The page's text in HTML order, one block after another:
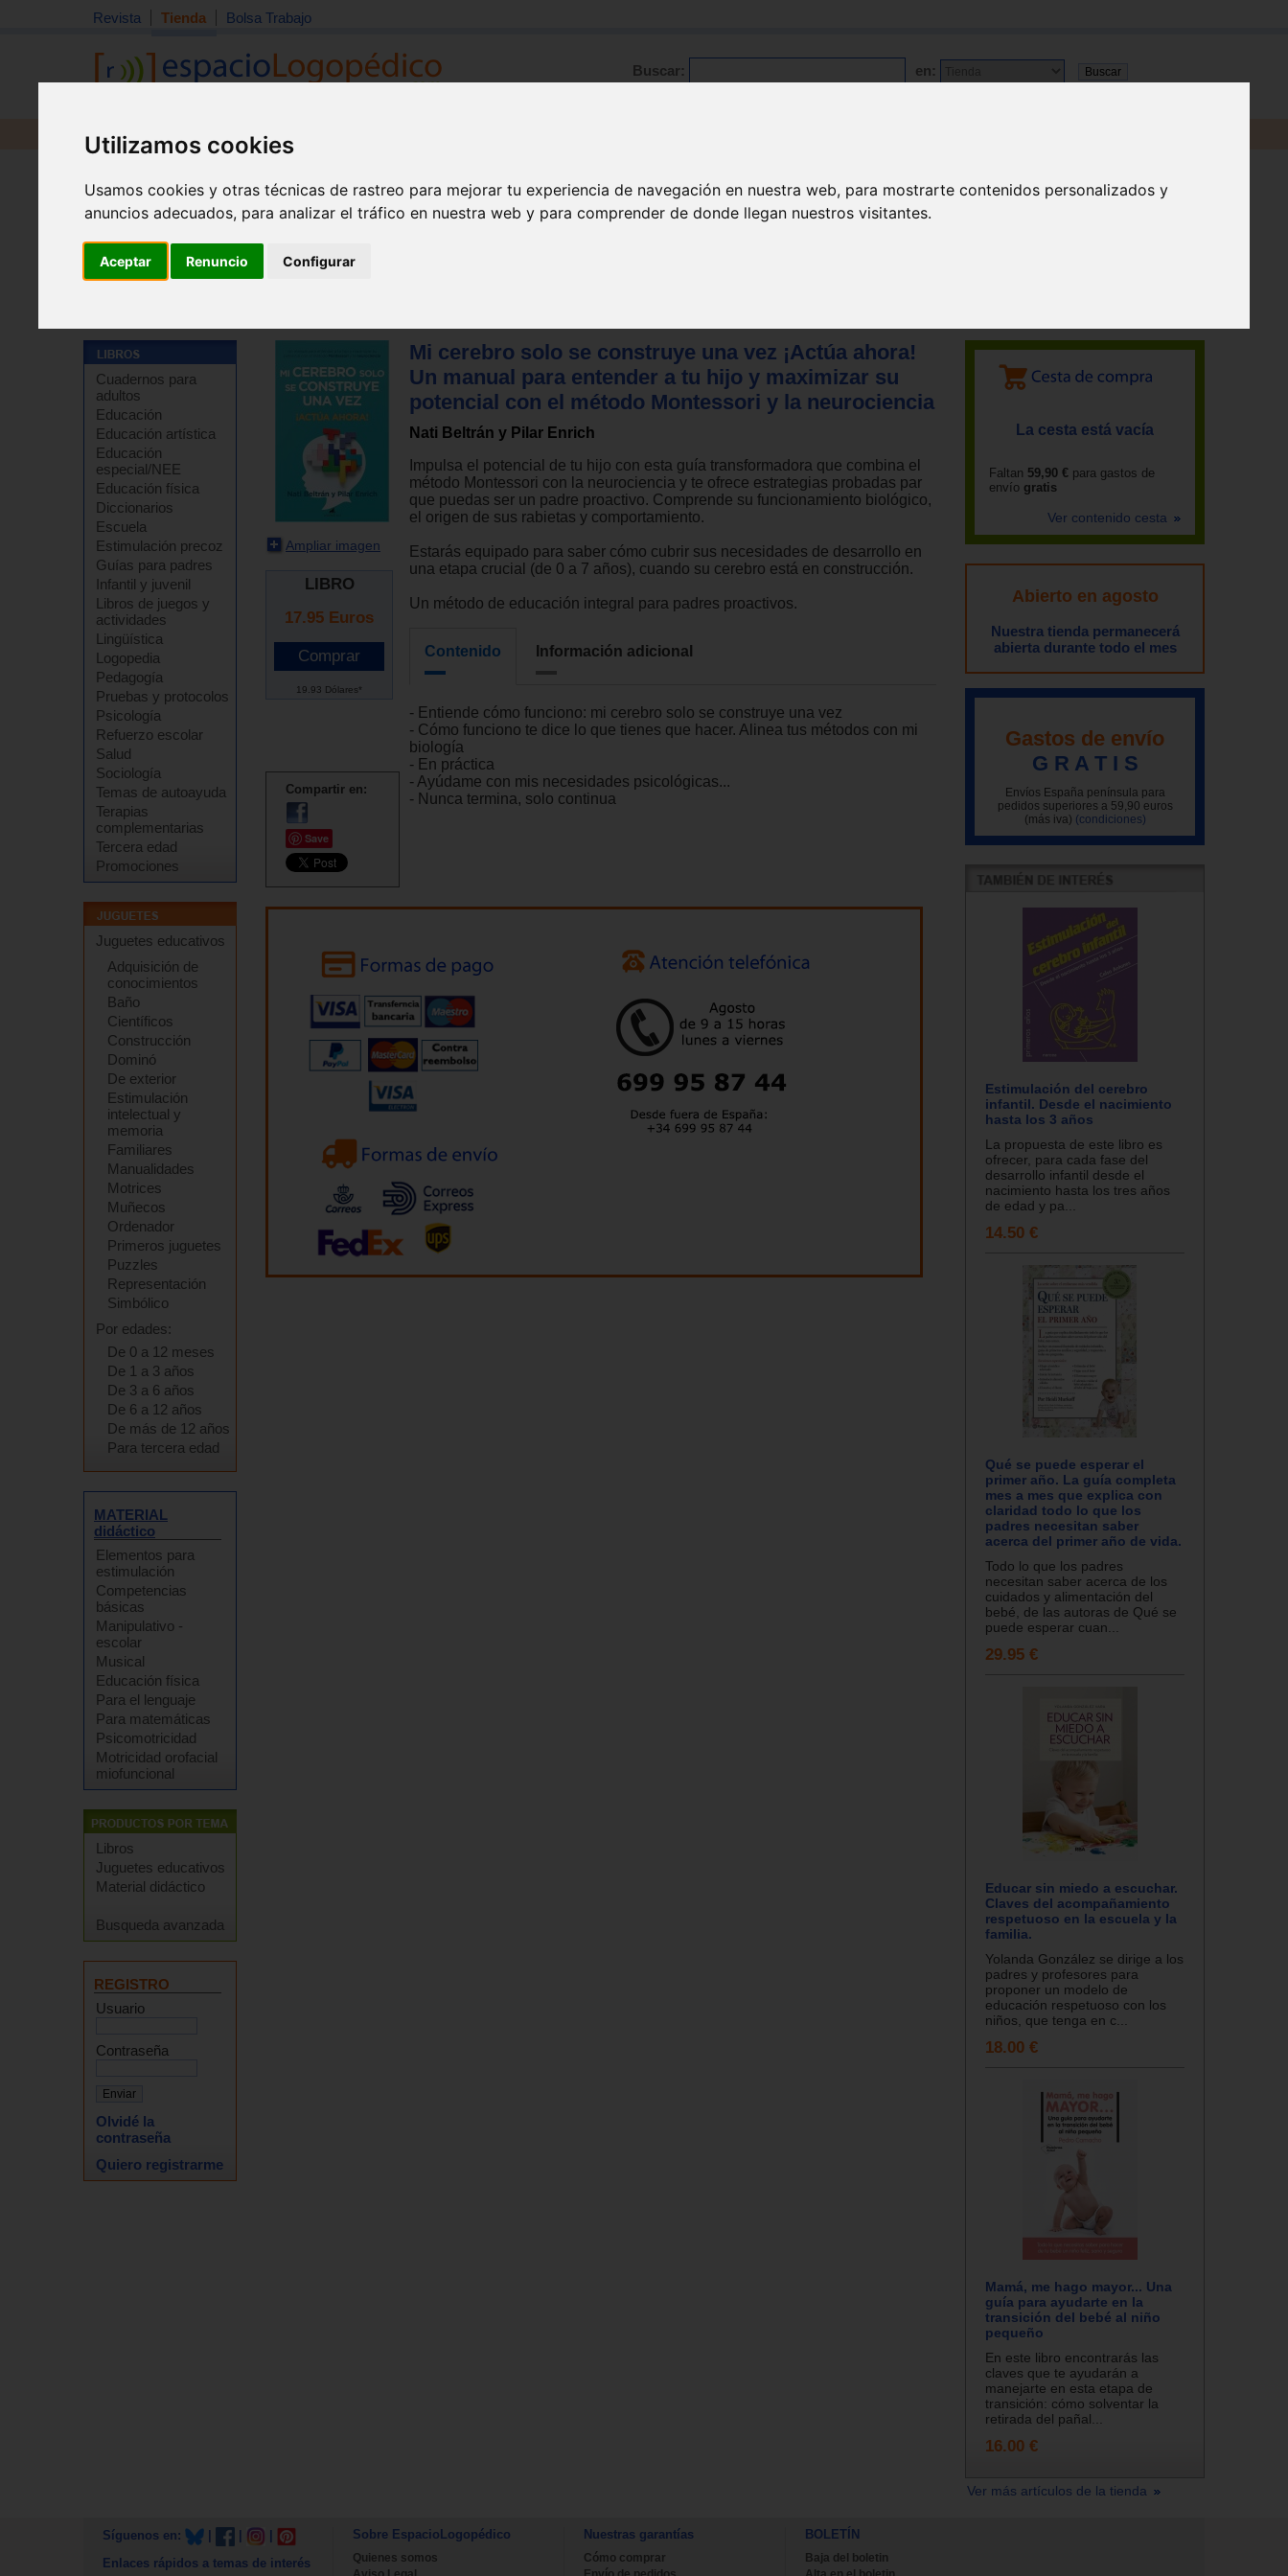
Utilizamos cookies
Usamos cookies y otras técnicas de rastreo para mejorar tu experiencia de navegación en nuestra web, para mostrarte contenidos personalizados y
anuncios adecuados, para analizar el tráfico en nuestra web y para comprender de donde llegan nuestros visitantes.
Aceptar Renuncio Configurar
Revista Tienda Bolsa Trabajo
Buscar: en:
Revista Libros Material
Cuadernos para
adultos
Educación
Educación artística
Educación
especial/NEE
Educación física
Diccionarios
Escuela
Estimulación precoz
Guías para padres
Infantil y juvenil
Libros de juegos y
actividades
Lingüística
Logopedia
Pedagogía
Pruebas y protocolos
Psicología
Refuerzo escolar
Salud
Sociología
Temas de autoayuda
Terapias
complementarias
Tercera edad
Promociones
Juguetes educativos
Adquisición de
conocimientos
Baño
Científicos
Construcción
Dominó
De exterior
Estimulación
intelectual y
memoria
Familiares
Manualidades
Motrices
Muñecos
Ordenador
Primeros juguetes
Puzzles
Representación
Simbólico
Por edades:
De 0 a 12 meses
De 1 a 3 años
De 3 a 6 años
De 6 a 12 años
De más de 12 años
Para tercera edad
MATERIAL
didáctico
Elementos para
estimulación
Competencias
básicas
Manipulativo -
escolar
Musical
Educación física
Para el lenguaje
Para matemáticas
Psicomotricidad
Motricidad orofacial
miofuncional
Libros
Juguetes educativos
Material didáctico
Busqueda avanzada
REGISTRO
Usuario
Contraseña
Olvidé la
contraseña
Quiero registrarme
Ampliar imagen
LIBRO
17.95 Euros
19.93 Dólares*
Compartir en:
Save
Mi cerebro solo se construye una vez ¡Actúa ahora!
Un manual para entender a tu hijo y maximizar su
potencial con el método Montessori y la neurociencia
Nati Beltrán y Pilar Enrich
Impulsa el potencial de tu hijo con esta guía transformadora que combina el
método Montessori con la neurociencia y te ofrece estrategias probadas par
que puedas ser un padre proactivo. Comprende su funcionamiento biológico,
el origen de sus rabietas y comportamiento.
Estarás equipado para saber cómo cubrir sus necesidades de desarrollo en
una etapa crucial (de 0 a 7 años), cuando su cerebro está en construcción.
Un método de educación integral para padres proactivos.
Contenido Información adicional
- Entiende cómo funciono: mi cerebro solo se construye una vez
- Cómo funciono te dice lo que tienes que hacer. Alinea tus métodos con mi
biología
- En práctica
- Ayúdame con mis necesidades psicológicas...
- Nunca termina, solo continua
La cesta está vacía
Faltan 59,90 € para gastos de
envío gratis
Ver contenido cesta
Abierto en agosto
Nuestra tienda permanecerá
abierta durante todo el mes
Gastos de envío
G R A T I S
Envíos España península para
pedidos superiores a 59,90 euros
(más iva) (condiciones)
Estimulación del cerebro
infantil. Desde el nacimiento
hasta los 3 años
La propuesta de este libro es
ofrecer, para cada fase del
desarrollo infantil desde el
nacimiento hasta los tres años
de edad y pa...
14.50 €
Qué se puede esperar el
primer año. La guía completa
mes a mes que explica con
claridad todo lo que los
padres necesitan saber
acerca del primer año de vida.
Todo lo que los padres
necesitan saber acerca de los
cuidados y alimentación del
bebé, de las autoras de Qué se
puede esperar cuan...
29.95 €
Educar sin miedo a escuchar.
Claves del acompañamiento
respetuoso en la escuela y la
familia.
Yolanda González se dirige a los
padres y profesores para
proponer un modelo de
educación respetuoso con los
niños, que tenga en c...
18.00 €
Mamá, me hago mayor... Una
guía para ayudarte en la
transición del bebé al niño
pequeño
En este libro encontrarás las
claves que te ayudarán a
manejarte en esta etapa de
transición: cómo solventar la
retirada del pañal...
16.00 €
Ver más artículos de la tienda
Síguenos en:
Enlaces rápidos a temas de interés
Sobre EspacioLogopédico
Quienes somos
Nuestras garantías
Cómo comprar
BOLETÍN
Baja del boletin